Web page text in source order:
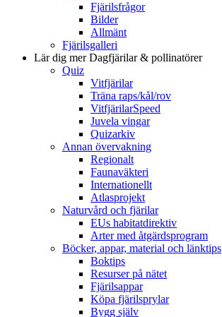
Fjärilsfrågor
Bilder
Allmänt
Fjärilsgalleri
Lär dig merDagfjärilar & pollinatörer
Quiz
Vitfjärilar
Träna raps/kål/rov
VitfjärilarSpeed
Juvela vingar
Quizarkiv
Annan övervakning
Regionalt
Faunaväkteri
Internationellt
Atlasprojekt
Naturvård och fjärilar
EUs habitatdirektiv
Arter med åtgärdsprogram
Böcker, appar, material och länktips
Boktips
Resurser på nätet
Fjärilsappar
Köpa fjärilsprylar
Bygg själv